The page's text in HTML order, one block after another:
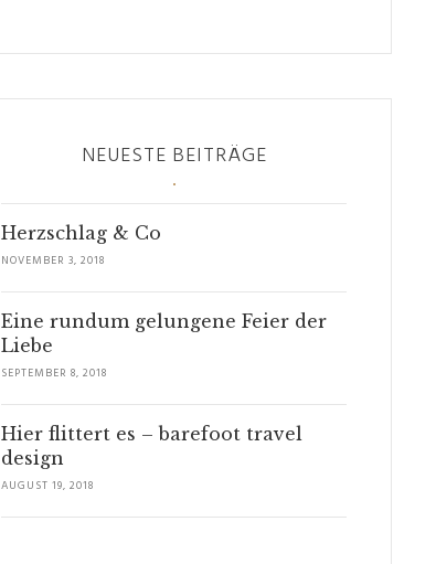
NEUESTE BEITRÄGE
Herzschlag & Co
NOVEMBER 3, 2018
Eine rundum gelungene Feier der
Liebe
SEPTEMBER 8, 2018
Hier flittert es – barefoot travel
design
AUGUST 19, 2018